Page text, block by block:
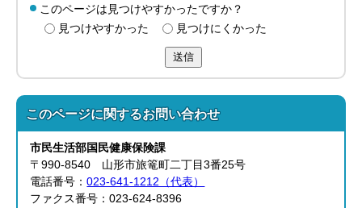
このページは見つけやすかったですか？
見つけやすかった
見つけにくかった
送信
このページに関するお問い合わせ
市民生活部国民健康保険課
〒990-8540 山形市旅篭町二丁目3番25号
電話番号：023-641-1212（代表）
ファクス番号：023-624-8396